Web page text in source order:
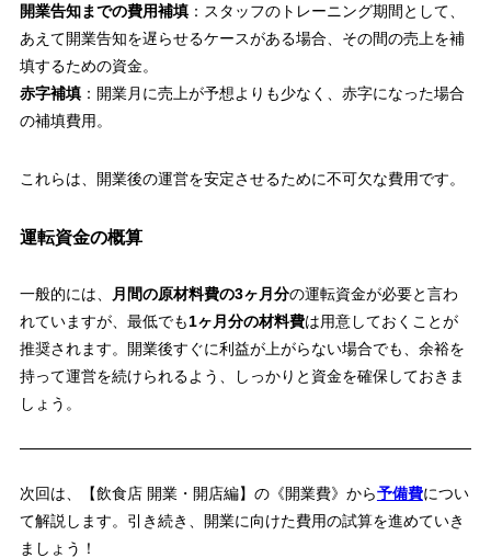
開業告知までの費用補填：スタッフのトレーニング期間として、
あえて開業告知を遅らせるケースがある場合、その間の売上を補
填するための資金。
赤字補填：開業月に売上が予想よりも少なく、赤字になった場合
の補填費用。
これらは、開業後の運営を安定させるために不可欠な費用です。
運転資金の概算
一般的には、 月間の原材料費の3ヶ月分の運転資金が必要と言わ
れていますが、最低でも1ヶ月分の材料費は用意しておくことが
推奨されます。開業後すぐに利益が上がらない場合でも、余裕を
持って運営を続けられるよう、しっかりと資金を確保しておきま
しょう。
次回は、【飲食店 開業・開店編】の《開業費》から予備費につい
て解説します。引き続き、開業に向けた費用の試算を進めていき
ましょう！